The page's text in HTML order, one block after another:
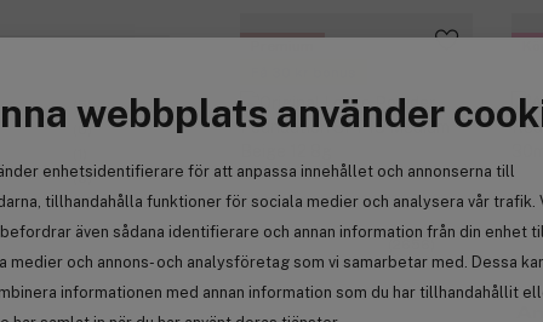
webbplats använder
enhetsidentifierare för att anpassa innehållet och annonserna till
tillhandahålla funktioner för sociala medier och analysera vår trafik.
även sådana identifierare och annan information från din enhet
medier och annons- och analysföretag som vi samarbetar med. Dessa
informationen med annan information som du har tillhandahållit
(5)
(0)
(0)
(0)